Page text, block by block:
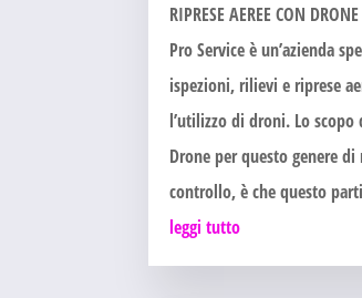
RIPRESE AEREE CON
Pro Service è un’azienda
ispezioni, rilievi e riprese
l’utilizzo di droni. Lo
Drone per questo genere
controllo, è che questo
leggi tutto